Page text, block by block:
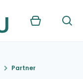
Kurv Søg
Partner